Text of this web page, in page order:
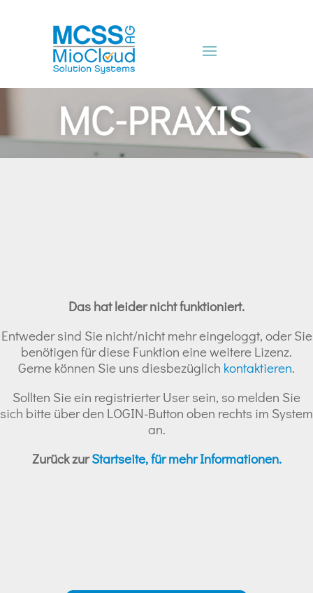
Das hat leider nicht funktioniert.
Entweder sind Sie nicht/nicht mehr eingeloggt, oder Sie
benötigen für diese Funktion eine weitere Lizenz.
Gerne können Sie uns diesbezüglich kontaktieren.
Sollten Sie ein registrierter User sein, so melden Sie
sich bitte über den LOGIN-Button oben rechts im System
an.
Zurück zurStartseite, für mehr Informationen.